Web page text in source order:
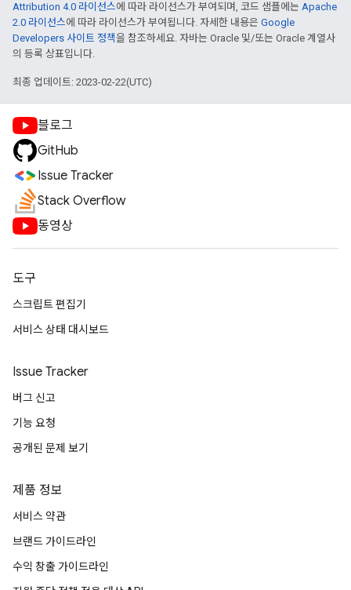
Attribution 4.0 라이선스에 따라 라이선스가 부여되며, 코드 샘플에는 Apache
2.0 라이선스에 따라 라이선스가 부여됩니다. 자세한 내용은 Google
Developers 사이트 정책을 참조하세요. 자바는 Oracle 및/또는 Oracle 계열사
의 등록 상표입니다.
최종 업데이트: 2023-02-22(UTC)
블로그
GitHub
Issue Tracker
Stack Overflow
동영상
도구
스크립트 편집기
서비스 상태 대시보드
Issue Tracker
버그 신고
기능 요청
공개된 문제 보기
제품 정보
서비스 약관
브랜드 가이드라인
수익 창출 가이드라인